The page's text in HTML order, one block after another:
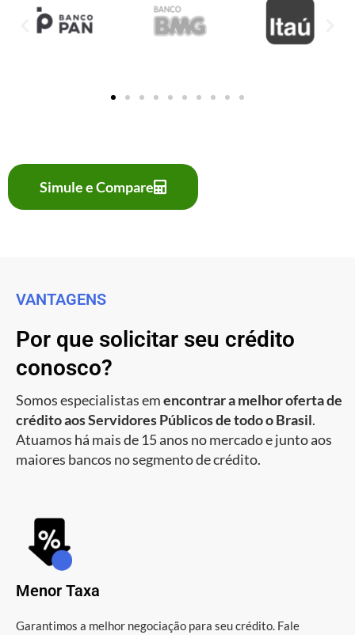
Simule e Compare
VANTAGENS
Por que solicitar seu crédito
conosco?
Somos especialistas emencontrar a melhor oferta de
crédito aos Servidores Públicos de todo o Brasil.
Atuamos há mais de 15 anos no mercado e junto aos
maiores bancos no segmento de crédito.
Menor Taxa
Garantimos a melhor negociação para seu crédito. Fale